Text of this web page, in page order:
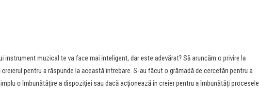
instrument muzical te va face mai inteligent, dar este adevărat? Să aruncăm o privire la
pentru a răspunde la această întrebare. S-au făcut o grămadă de cercetări pentru a
o îmbunătățire a dispoziției sau dacă acționează în creier pentru a îmbunătăți procesele